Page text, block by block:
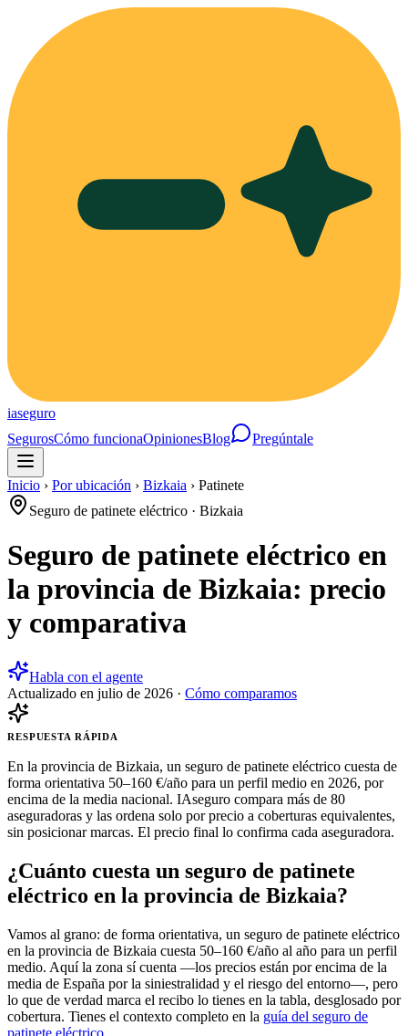
iaseguro
SegurosCómo funcionaOpinionesBlog Pregúntale
Inicio › Por ubicación › Bizkaia › Patinete
Seguro de patinete eléctrico · Bizkaia
Seguro de patinete eléctrico en
la provincia de Bizkaia: precio
y comparativa
Habla con el agente
Actualizado en julio de 2026 · Cómo comparamos
RESPUESTA RÁPIDA
En la provincia de Bizkaia, un seguro de patinete eléctrico cuesta de
forma orientativa 50–160 €/año para un perfil medio en 2026, por
encima de la media nacional. IAseguro compara más de 80
aseguradoras y las ordena solo por precio a coberturas equivalentes,
sin posicionar marcas. El precio final lo confirma cada aseguradora.
¿Cuánto cuesta un seguro de patinete
eléctrico en la provincia de Bizkaia?
Vamos al grano: de forma orientativa, un seguro de patinete eléctrico
en la provincia de Bizkaia cuesta 50–160 €/año al año para un perfil
medio. Aquí la zona sí cuenta —los precios están por encima de la
media de España por la siniestralidad y el riesgo del entorno—, pero
lo que de verdad marca el recibo lo tienes en la tabla, desglosado por
cobertura. Tienes el contexto completo en la guía del seguro de
patinete eléctrico.